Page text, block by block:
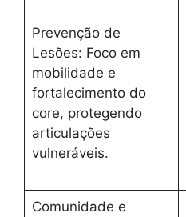
Prevenção de
Lesões: Foco em
mobilidade e
fortalecimento do
core, protegendo
articulações
vulneráveis.
Comunidade e